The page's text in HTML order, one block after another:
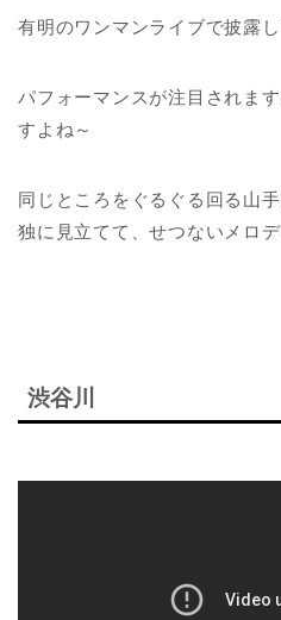
有明のワンマンライブで披露し
パフォーマンスが注目されま
すよね～
同じところをぐるぐる回る山
独に見立てて、せつないメロ
渋谷川